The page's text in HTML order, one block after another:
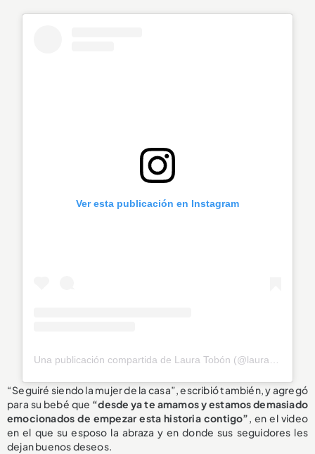
Ver esta publicación en Instagram
“Seguiré siendo la mujer de la casa”, escribió también, y agregó
para su bebé que “desde ya te amamos y estamos demasiado
emocionados de empezar esta historia contigo”, en el video
en el que su esposo la abraza y en donde sus seguidores les
dejan buenos deseos.